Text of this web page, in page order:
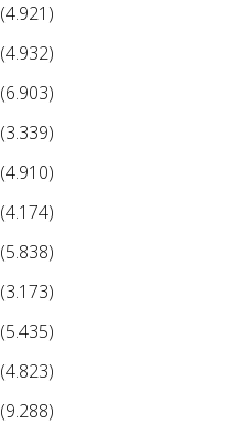
(4.921)
(4.932)
(6.903)
(3.339)
(4.910)
(4.174)
(5.838)
(3.173)
(5.435)
(4.823)
(9.288)